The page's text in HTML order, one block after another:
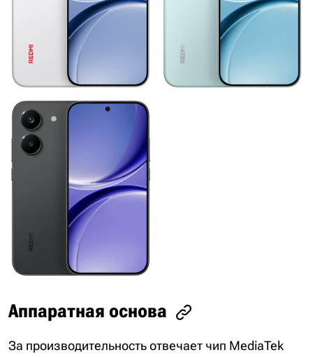
Аппаратная основа
За производительность отвечает чип MediaTek